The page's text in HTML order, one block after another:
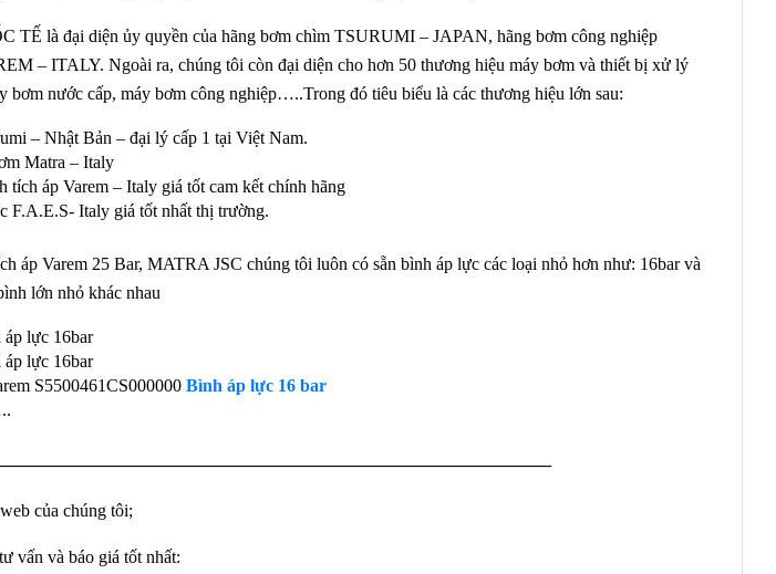
là đại diện ủy quyền của hãng bơm chìm TSURUMI – JAPAN, hãng bơm công nghiệp
– ITALY. Ngoài ra, chúng tôi còn đại diện cho hơn 50 thương hiệu máy bơm và thiết bị xử lý
bơm nước cấp, máy bơm công nghiệp…..Trong đó tiêu biểu là các thương hiệu lớn sau:
– Nhật Bản – đại lý cấp 1 tại Việt Nam.
Matra – Italy
áp Varem – Italy giá tốt cam kết chính hãng
F.A.E.S- Italy giá tốt nhất thị trường.
áp Varem 25 Bar, MATRA JSC chúng tôi luôn có sẵn bình áp lực các loại nhỏ hơn như: 16bar và
lớn nhỏ khác nhau
áp lực 16bar
áp lực 16bar
S5500461CS000000Bình áp lực 16 bar
của chúng tôi;
vấn và báo giá tốt nhất: